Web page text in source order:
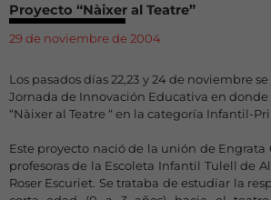
Proyecto “Nàixer al Teatre”
29 de noviembre de 2004
Los pasados días 22,23 y 24 de noviembre
Jornada de Innovación Educativa en
“Nàixer al Teatre “ en la categoría Infantil-
Este proyecto nació de la unión de Engrata
profesoras de la Escoleta Infantil Tulell de
Roser Escuriet. Se trataba de estudiar la